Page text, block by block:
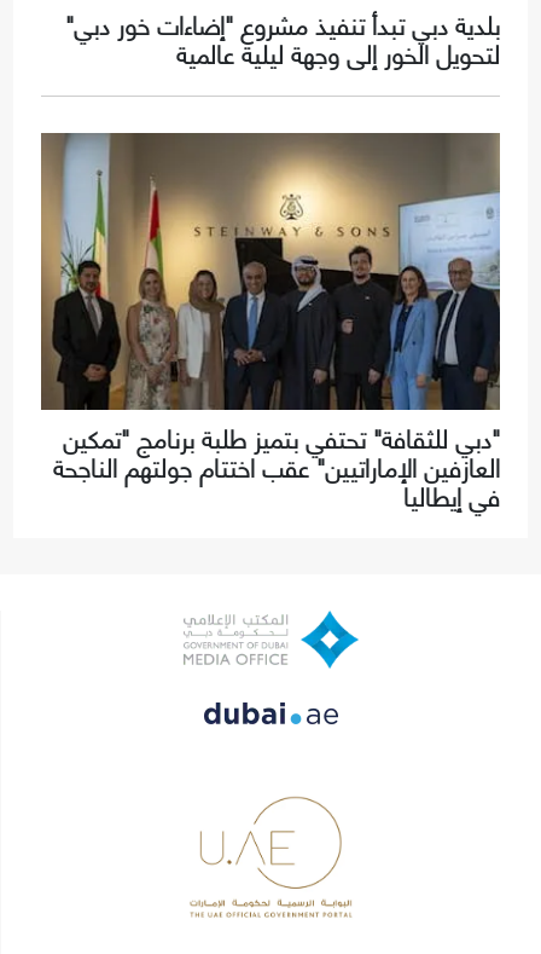
بلدية دبي تبدأ تنفيذ مشروع "إضاءات خور دبي"
لتحويل الخور إلى وجهة ليلية عالمية
"دبي للثقافة" تحتفي بتميز طلبة برنامج "تمكين
العازفين الإماراتيين" عقب اختتام جولتهم الناجحة
في إيطاليا